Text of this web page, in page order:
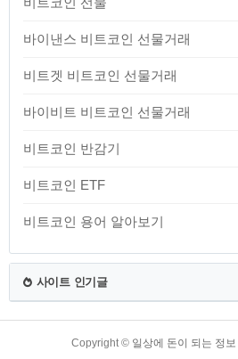
바이낸스 비트코인 선물거래
비트겟 비트코인 선물거래
바이비트 비트코인 선물거래
비트코인 반감기
비트코인 ETF
비트코인 용어 알아보기
사이트 인기글
Copyright © 일상에 돈이 되는 정보
TistoryWhaleSkin3.4